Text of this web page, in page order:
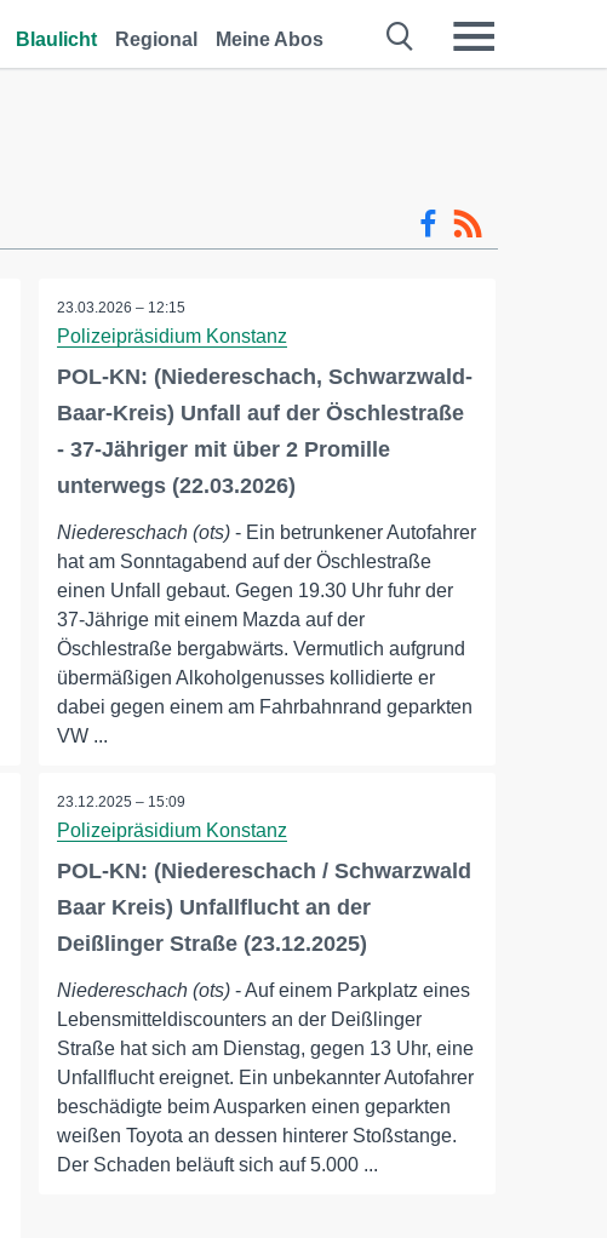
Blaulicht Regional Meine Abos
23.03.2026 – 12:15
Polizeipräsidium Konstanz
POL-KN: (Niedereschach, Schwarzwald-
Baar-Kreis) Unfall auf der Öschlestraße
- 37-Jähriger mit über 2 Promille
unterwegs (22.03.2026)
Niedereschach (ots) - Ein betrunkener Autofahrer
hat am Sonntagabend auf der Öschlestraße
einen Unfall gebaut. Gegen 19.30 Uhr fuhr der
37-Jährige mit einem Mazda auf der
Öschlestraße bergabwärts. Vermutlich aufgrund
übermäßigen Alkoholgenusses kollidierte er
dabei gegen einem am Fahrbahnrand geparkten
VW ...
23.12.2025 – 15:09
Polizeipräsidium Konstanz
POL-KN: (Niedereschach / Schwarzwald
Baar Kreis) Unfallflucht an der
Deißlinger Straße (23.12.2025)
Niedereschach (ots) - Auf einem Parkplatz eines
Lebensmitteldiscounters an der Deißlinger
Straße hat sich am Dienstag, gegen 13 Uhr, eine
Unfallflucht ereignet. Ein unbekannter Autofahrer
beschädigte beim Ausparken einen geparkten
weißen Toyota an dessen hinterer Stoßstange.
Der Schaden beläuft sich auf 5.000 ...